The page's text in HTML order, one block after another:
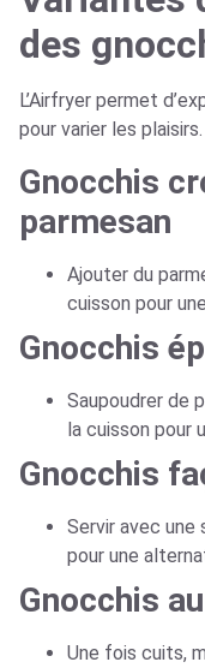
des
L’Airfryer permet
pour varier les plaisirs.
Gnocchis
parmesan
Ajouter du
cuisson pour
Gnocchis
Saupoudrer de
la cuisson pour
Gnocchis
Servir avec
pour une
Gnocchis
Une fois cuits,